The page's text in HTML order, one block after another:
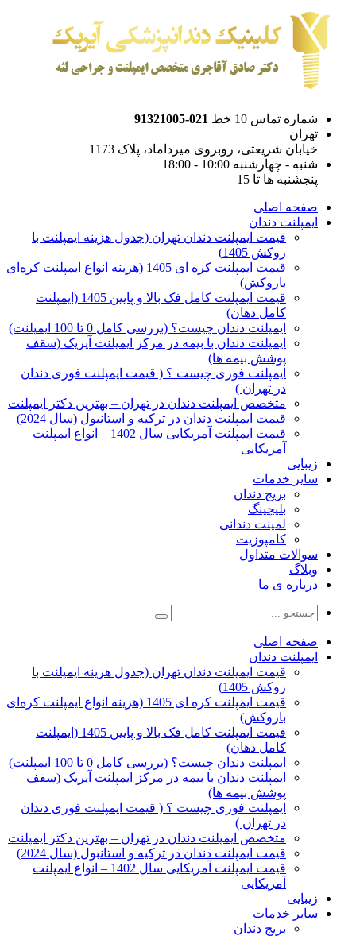
شماره تماس 10 خط
021-91321005
تهران
خیابان شریعتی، روبروی میرداماد، پلاک 1173
شنبه - چهارشنبه 10:00 - 18:00
پنجشنبه ها تا 15
صفحه اصلی
ایمپلنت دندان
قیمت ایمپلنت دندان تهران (جدول هزینه ایمپلنت با
روکش 1405)
قیمت ایمپلنت کره ای‌ 1405 (هزینه انواع ایمپلنت کره‌ای
با‌روکش)
قیمت ایمپلنت کامل فک بالا و پایین 1405 (ایمپلنت
کامل دهان)
ایمپلنت دندان چیست؟ (بررسی کامل 0 تا 100 ایمپلنت)
ایمپلنت دندان با بیمه در مرکز ایمپلنت آیریک (سقف
پوشش بیمه ها)
ایمپلنت فوری چیست ؟ ( قیمت ایمپلنت فوری دندان
در تهران )
متخصص ایمپلنت دندان در تهران – بهترین دکتر ایمپلنت
قیمت ایمپلنت دندان در ترکیه و استانبول (سال 2024)
قیمت ایمپلنت آمریکایی سال 1402 – انواع ایمپلنت
آمریکایی
زیبایی
سایر خدمات
بریج دندان
بلیچینگ
لمینت دندانی
کامپوزیت
سوالات متداول
وبلاگ
درباره ی ما
صفحه اصلی
ایمپلنت دندان
قیمت ایمپلنت دندان تهران (جدول هزینه ایمپلنت با
روکش 1405)
قیمت ایمپلنت کره ای‌ 1405 (هزینه انواع ایمپلنت کره‌ای
با‌روکش)
قیمت ایمپلنت کامل فک بالا و پایین 1405 (ایمپلنت
کامل دهان)
ایمپلنت دندان چیست؟ (بررسی کامل 0 تا 100 ایمپلنت)
ایمپلنت دندان با بیمه در مرکز ایمپلنت آیریک (سقف
پوشش بیمه ها)
ایمپلنت فوری چیست ؟ ( قیمت ایمپلنت فوری دندان
در تهران )
متخصص ایمپلنت دندان در تهران – بهترین دکتر ایمپلنت
قیمت ایمپلنت دندان در ترکیه و استانبول (سال 2024)
قیمت ایمپلنت آمریکایی سال 1402 – انواع ایمپلنت
آمریکایی
زیبایی
سایر خدمات
بریج دندان